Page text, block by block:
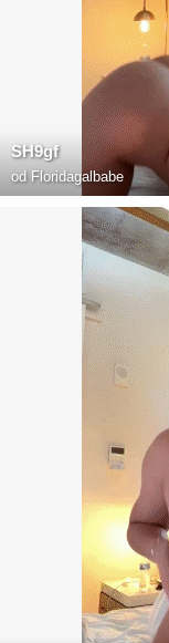
SH9gf
od Floridagalbabe